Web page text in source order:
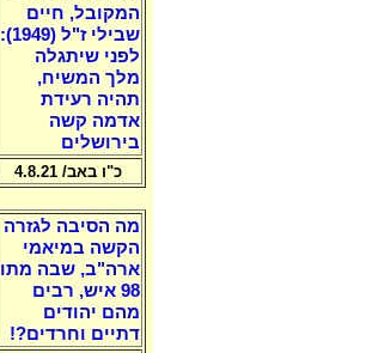
המקובל, חיים
שבילי ז"ל (1949):
לפני שיתגלה
מלך המשיח,
תהיה רעידת
אדמה קשה
בירושלים
כ"ו באב/ 4.8.21
מה הסיבה לגזרה
הקשה במיאמי
ארה"ב, שבה מתו
98 איש, רבים
מהם יהודים
דתיים וחרדים?!